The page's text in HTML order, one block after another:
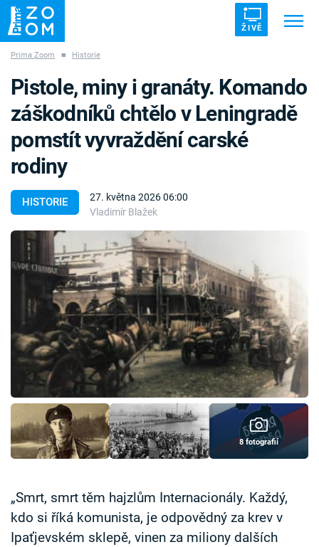
ŽIVĚ
ZÁHADY VETŘELCI DÁVNOVĚKU
Témata
Témata
Pořady
TV Program
Časopis
Sledujte prima+
Přihlášení
Prima Zoom ■ Historie
HISTORIE
27. května 2026 06:00
Vladimír Blažek
Pistole, miny i granáty. Komando
záškodníků chtělo v Leningradě
pomstít vyvraždění carské
rodiny
8 fotografií
„Smrt, smrt těm hajzlům Internacionály. Každý,
kdo si říká komunista, je odpovědný za krev v
Ipaťjevském sklepě, vinen za miliony dalších